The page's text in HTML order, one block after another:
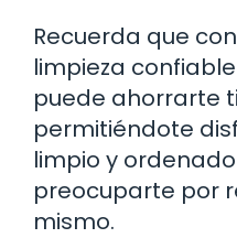
Recuerda que
limpieza
puede ahorrarte
permitiéndote
limpio y
preocuparte por
mismo.